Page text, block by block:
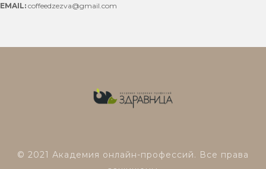
EMAIL: coffeedzezva@gmail.com
© 2021 Академия онлайн-профессий. Все права